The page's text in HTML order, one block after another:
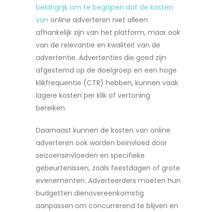
belangrijk om te begrijpen dat de kosten
van online adverteren niet alleen
afhankelijk zijn van het platform, maar ook
van de relevantie en kwaliteit van de
advertentie. Advertenties die goed zijn
afgestemd op de doelgroep en een hoge
klikfrequentie (CTR) hebben, kunnen vaak
lagere kosten per klik of vertoning
bereiken.
Daarnaast kunnen de kosten van online
adverteren ook worden beïnvloed door
seizoensinvloeden en specifieke
gebeurtenissen, zoals feestdagen of grote
evenementen. Adverteerders moeten hun
budgetten dienovereenkomstig
aanpassen om concurrerend te blijven en